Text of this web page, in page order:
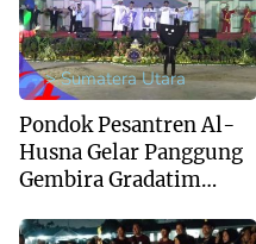
--> Sumatera Utara
Pondok Pesantren Al-
Husna Gelar Panggung
Gembira Gradatim
Syukur dan Kreativitas